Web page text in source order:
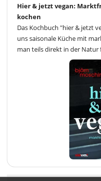
Hier & jetzt vegan:
kochen
Das Kochbuch "hier & jetzt
uns saisonale Küche mit
man teils direkt in der Natur